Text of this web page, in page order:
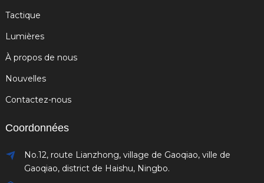
Tactique
Lumières
À propos de nous
Nouvelles
Contactez-nous
Coordonnées
No.12, route Lianzhong, village de Gaoqiao, ville de
Gaoqiao, district de Haishu, Ningbo.